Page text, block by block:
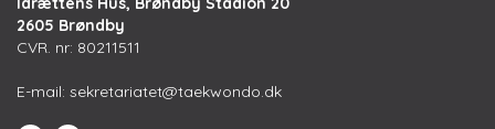
2605 Brøndby
CVR. nr: 80211511
E-mail: sekretariatet@taekwondo.dk